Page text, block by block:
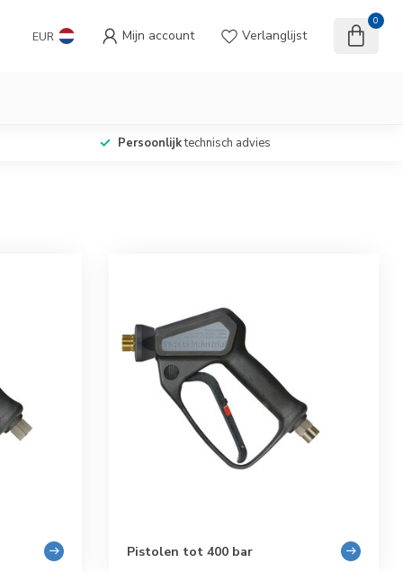
EUR Mijn account Verlanglijst
0
Persoonlijktechnisch advies
Pistolen tot 400 bar